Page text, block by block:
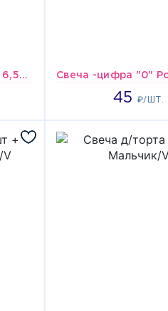
Свечи д/торта Спирали 6,5см 24шт/V
45 ₽/ШТ.